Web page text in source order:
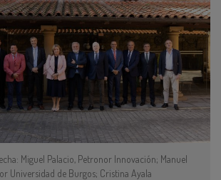
Miguel Palacio, Petronor Innovación; Manuel
Universidad de Burgos; Cristina Ayala